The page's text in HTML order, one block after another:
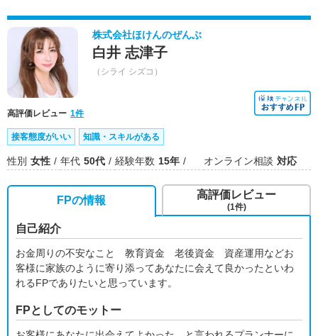
株式会社ほけんのぜんぶ
白井 志津子
（シライ シズコ）
高評価レビュー 1件
接客態度がいい 知識・スキルがある
性別 女性 年代 50代 経験年数 15年 オンライン相談 対応
FPの情報
自己紹介
お金周りの不安なこと 教育資金 老後資金 資産運用などお
客様に家族のように寄り添ってあなたに会えて良かったといわ
れるFPでありたいと思っています。
FPとしてのモットー
高評価レビュー
(1件)